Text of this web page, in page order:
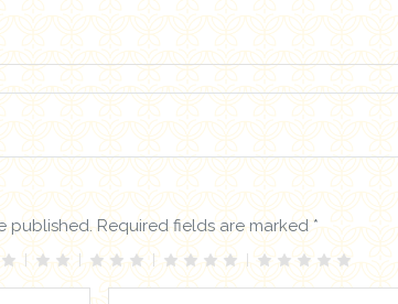
published. Required fields are marked *